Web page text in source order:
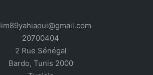
20700404
2 Rue Sénégal
Bardo, Tunis 2000